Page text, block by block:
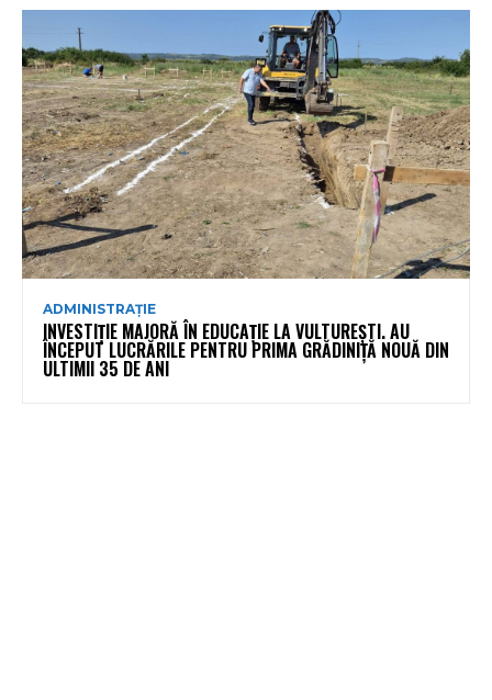
ADMINISTRAȚIE
INVESTIȚIE MAJORĂ ÎN EDUCAȚIE LA VULTUREȘTI. AU
ÎNCEPUT LUCRĂRILE PENTRU PRIMA GRĂDINIȚĂ NOUĂ DIN
ULTIMII 35 DE ANI